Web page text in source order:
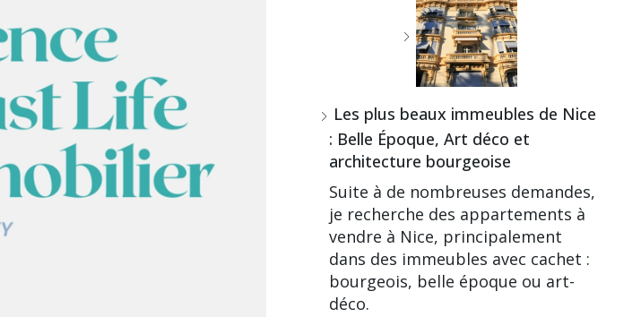
Les plus beaux immeubles de Nice
: Belle Époque, Art déco et
architecture bourgeoise
Suite à de nombreuses demandes,
je recherche des appartements à
vendre à Nice, principalement
dans des immeubles avec cachet :
bourgeois, belle époque ou art-
déco.